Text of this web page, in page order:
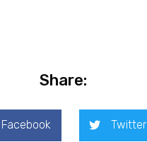
Share:
Facebook Twitter